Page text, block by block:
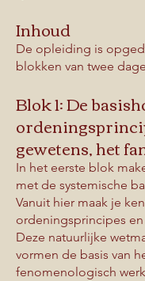
Inhoud
De opleiding is
blokken van twee
Blok 1: De
gewetens, het
In het eerste blok
met de systemische
Vanuit hier maak je
ordeningsprincipes
Deze natuurlijke
vormen de basis van
fenomenologisch